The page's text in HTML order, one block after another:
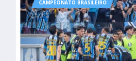
CAMPEONATO BRASILEIRO